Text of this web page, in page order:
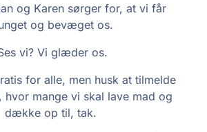
og Karen sørger for, at vi får
og bevæget os.
vi? Vi glæder os.
for alle, men husk at tilmelde
hvor mange vi skal lave mad og
dække op til, tak.